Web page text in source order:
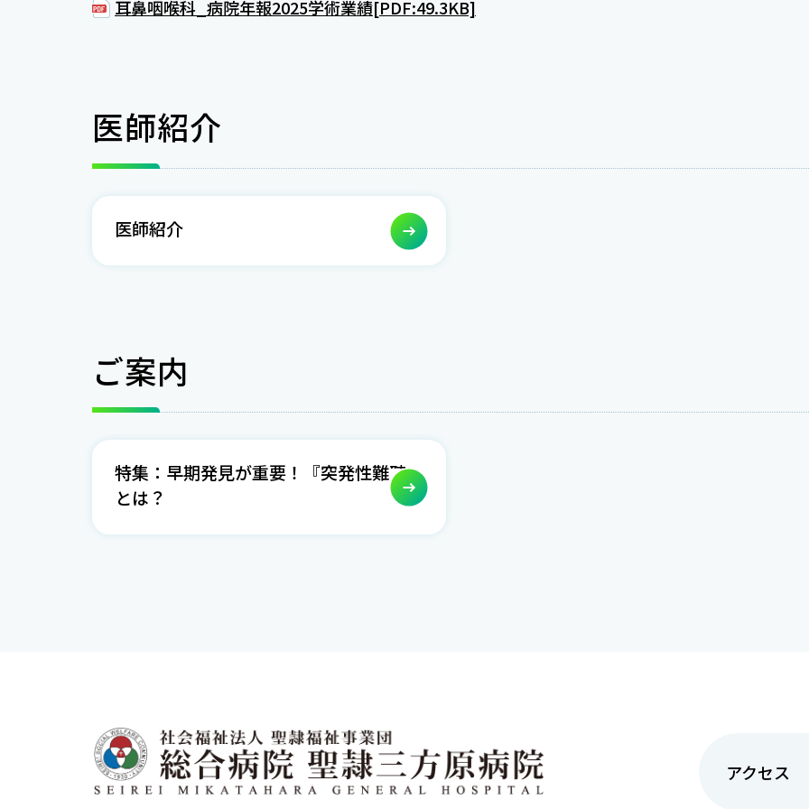
耳鼻咽喉科_病院年報2025学術業績[PDF:49.3KB]
医師紹介
医師紹介
ご案内
特集：早期発見が重要！『突発性難聴』
とは？
アクセス